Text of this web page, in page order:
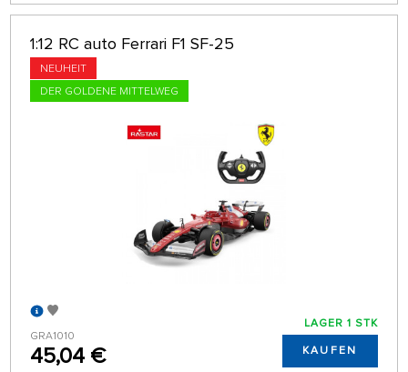
1:12 RC auto Ferrari F1 SF-25
NEUHEIT
DER GOLDENE MITTELWEG
GRA1010
45,04 €
LAGER 1 STK
KAUFEN